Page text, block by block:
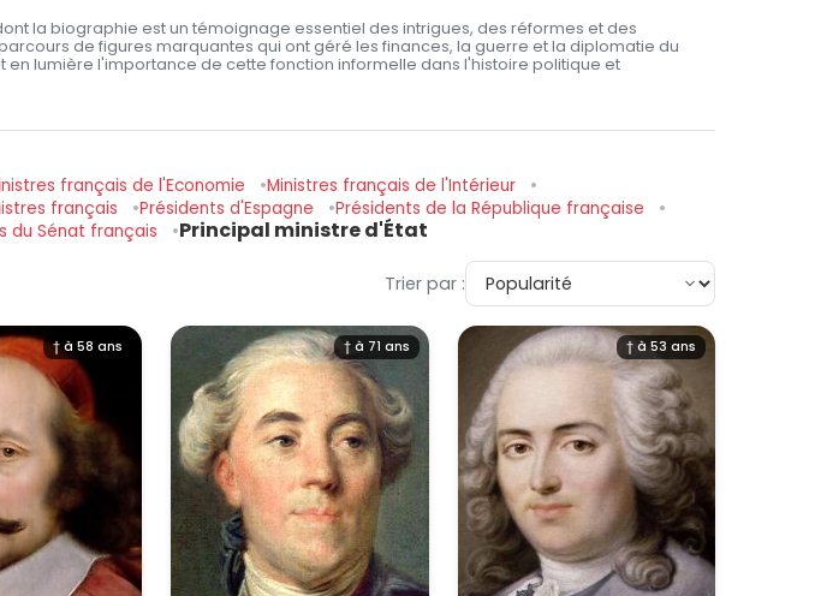
la biographie est un témoignage essentiel des intrigues, des réformes et des
de figures marquantes qui ont géré les finances, la guerre et la diplomatie du
lumière l'importance de cette fonction informelle dans l'histoire politique et
français de l'Economie
Ministres français de l'Intérieur
français Présidents d'Espagne
Présidents de la République française
du Sénat français
Principal ministre d'État
Trier par :
† à 58 ans † à 71 ans † à 53 ans